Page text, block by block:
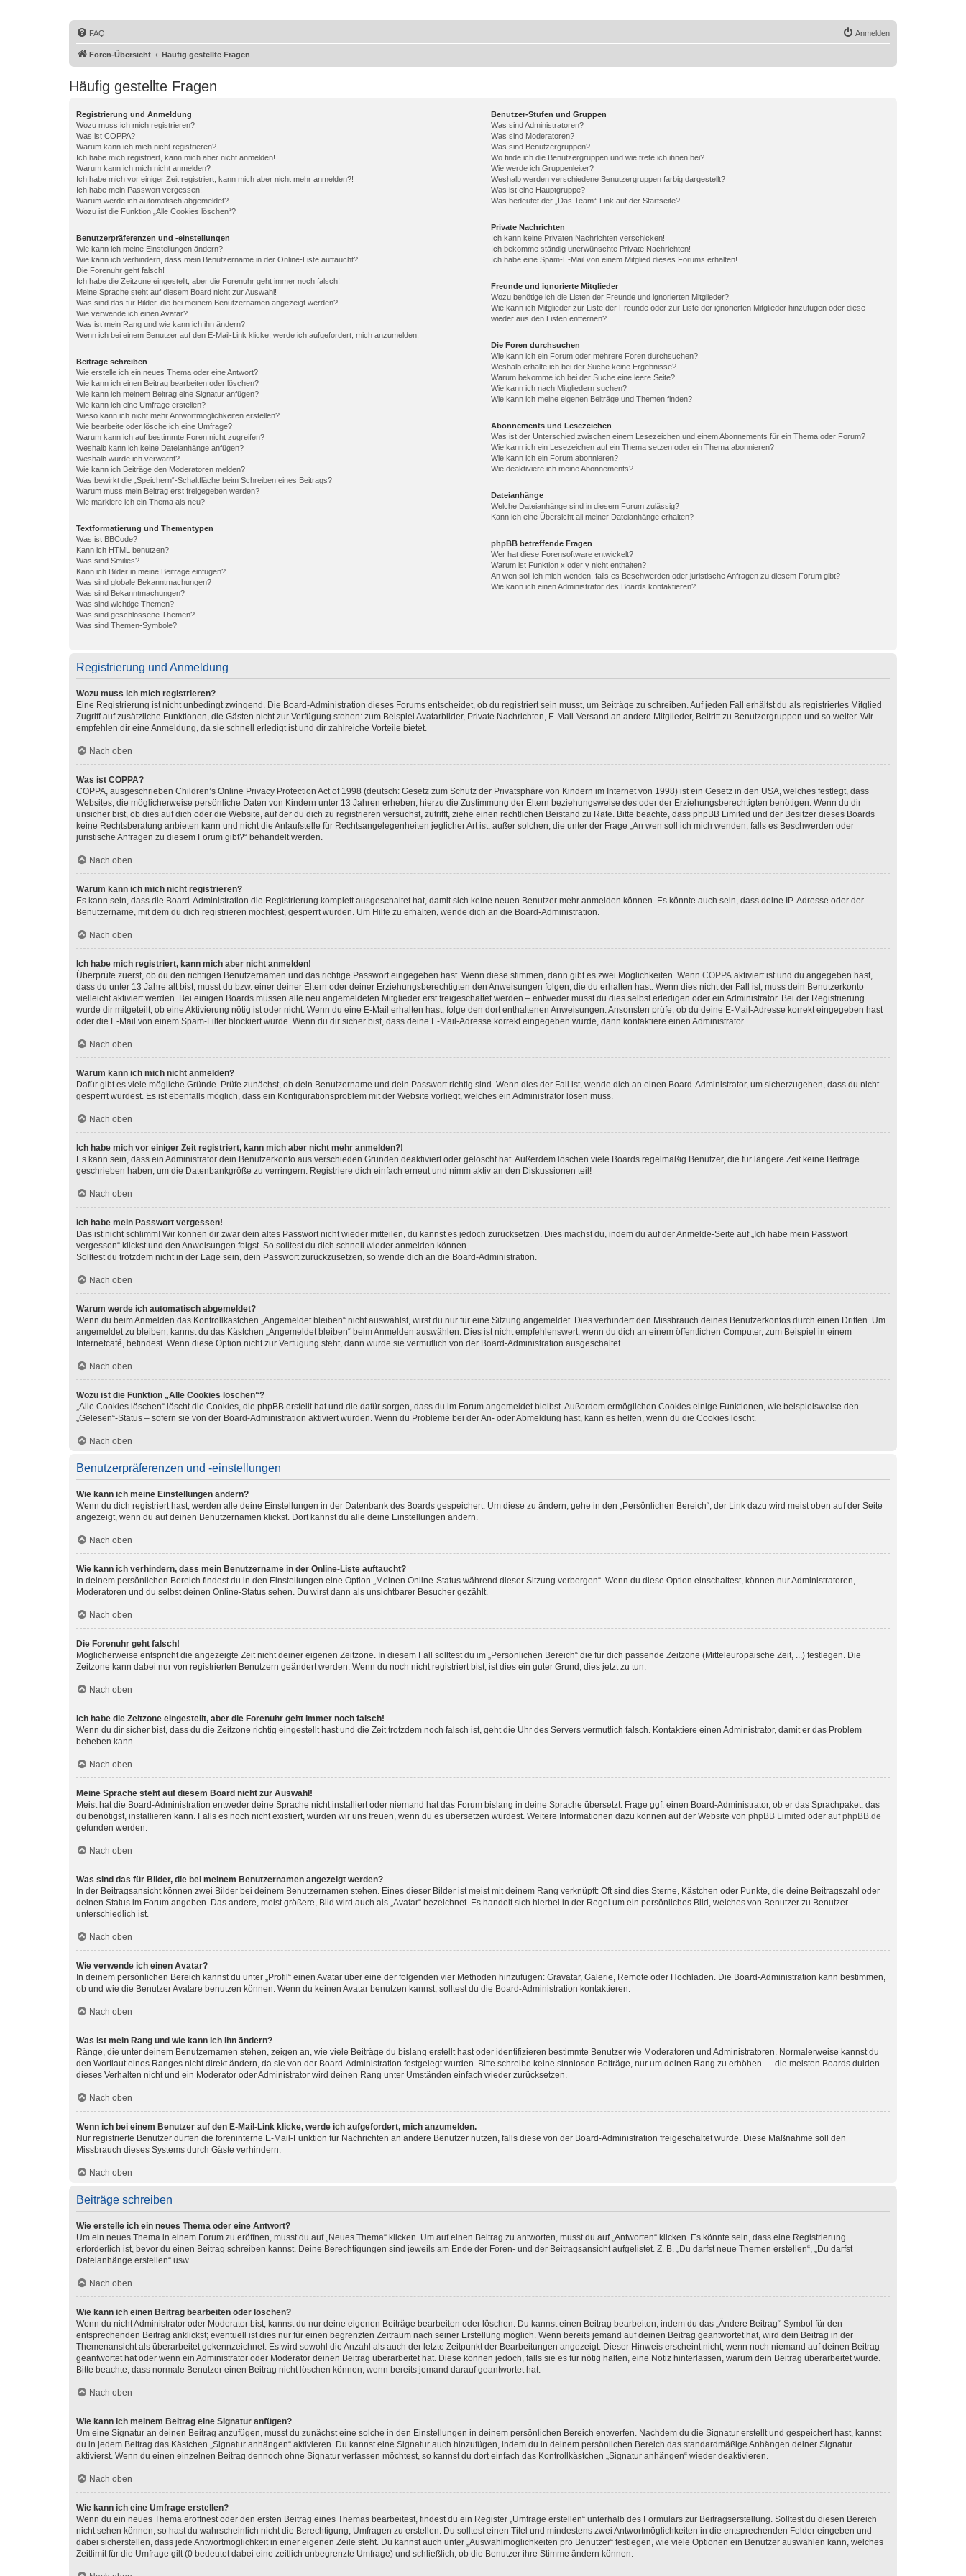
FAQ Anmelden
Foren-Übersicht Häufig gestellte Fragen
Häufig gestellte Fragen
Registrierung und Anmeldung
Wozu muss ich mich registrieren?
Was ist COPPA?
Warum kann ich mich nicht registrieren?
Ich habe mich registriert, kann mich aber nicht anmelden!
Warum kann ich mich nicht anmelden?
Ich habe mich vor einiger Zeit registriert, kann mich aber nicht mehr anmelden?!
Ich habe mein Passwort vergessen!
Warum werde ich automatisch abgemeldet?
Wozu ist die Funktion „Alle Cookies löschen“?
Benutzerpräferenzen und -einstellungen
Wie kann ich meine Einstellungen ändern?
Wie kann ich verhindern, dass mein Benutzername in der Online-Liste auftaucht?
Die Forenuhr geht falsch!
Ich habe die Zeitzone eingestellt, aber die Forenuhr geht immer noch falsch!
Meine Sprache steht auf diesem Board nicht zur Auswahl!
Was sind das für Bilder, die bei meinem Benutzernamen angezeigt werden?
Wie verwende ich einen Avatar?
Was ist mein Rang und wie kann ich ihn ändern?
Wenn ich bei einem Benutzer auf den E-Mail-Link klicke, werde ich aufgefordert, mich anzumelden.
Beiträge schreiben
Wie erstelle ich ein neues Thema oder eine Antwort?
Wie kann ich einen Beitrag bearbeiten oder löschen?
Wie kann ich meinem Beitrag eine Signatur anfügen?
Wie kann ich eine Umfrage erstellen?
Wieso kann ich nicht mehr Antwortmöglichkeiten erstellen?
Wie bearbeite oder lösche ich eine Umfrage?
Warum kann ich auf bestimmte Foren nicht zugreifen?
Weshalb kann ich keine Dateianhänge anfügen?
Weshalb wurde ich verwarnt?
Wie kann ich Beiträge den Moderatoren melden?
Was bewirkt die „Speichern“-Schaltfläche beim Schreiben eines Beitrags?
Warum muss mein Beitrag erst freigegeben werden?
Wie markiere ich ein Thema als neu?
Textformatierung und Thementypen
Was ist BBCode?
Kann ich HTML benutzen?
Was sind Smilies?
Kann ich Bilder in meine Beiträge einfügen?
Was sind globale Bekanntmachungen?
Was sind Bekanntmachungen?
Was sind wichtige Themen?
Was sind geschlossene Themen?
Was sind Themen-Symbole?
Benutzer-Stufen und Gruppen
Was sind Administratoren?
Was sind Moderatoren?
Was sind Benutzergruppen?
Wo finde ich die Benutzergruppen und wie trete ich ihnen bei?
Wie werde ich Gruppenleiter?
Weshalb werden verschiedene Benutzergruppen farbig dargestellt?
Was ist eine Hauptgruppe?
Was bedeutet der „Das Team“-Link auf der Startseite?
Private Nachrichten
Ich kann keine Privaten Nachrichten verschicken!
Ich bekomme ständig unerwünschte Private Nachrichten!
Ich habe eine Spam-E-Mail von einem Mitglied dieses Forums erhalten!
Freunde und ignorierte Mitglieder
Wozu benötige ich die Listen der Freunde und ignorierten Mitglieder?
Wie kann ich Mitglieder zur Liste der Freunde oder zur Liste der ignorierten Mitglieder hinzufügen oder diese
wieder aus den Listen entfernen?
Die Foren durchsuchen
Wie kann ich ein Forum oder mehrere Foren durchsuchen?
Weshalb erhalte ich bei der Suche keine Ergebnisse?
Warum bekomme ich bei der Suche eine leere Seite?
Wie kann ich nach Mitgliedern suchen?
Wie kann ich meine eigenen Beiträge und Themen finden?
Abonnements und Lesezeichen
Was ist der Unterschied zwischen einem Lesezeichen und einem Abonnements für ein Thema oder Forum?
Wie kann ich ein Lesezeichen auf ein Thema setzen oder ein Thema abonnieren?
Wie kann ich ein Forum abonnieren?
Wie deaktiviere ich meine Abonnements?
Dateianhänge
Welche Dateianhänge sind in diesem Forum zulässig?
Kann ich eine Übersicht all meiner Dateianhänge erhalten?
phpBB betreffende Fragen
Wer hat diese Forensoftware entwickelt?
Warum ist Funktion x oder y nicht enthalten?
An wen soll ich mich wenden, falls es Beschwerden oder juristische Anfragen zu diesem Forum gibt?
Wie kann ich einen Administrator des Boards kontaktieren?
Registrierung und Anmeldung
Wozu muss ich mich registrieren?
Eine Registrierung ist nicht unbedingt zwingend. Die Board-Administration dieses Forums entscheidet, ob du registriert sein musst, um Beiträge zu schreiben. Auf jeden Fall erhältst du als registriertes Mitglied
Zugriff auf zusätzliche Funktionen, die Gästen nicht zur Verfügung stehen: zum Beispiel Avatarbilder, Private Nachrichten, E-Mail-Versand an andere Mitglieder, Beitritt zu Benutzergruppen und so weiter. Wir
empfehlen dir eine Anmeldung, da sie schnell erledigt ist und dir zahlreiche Vorteile bietet.
Nach oben
Was ist COPPA?
COPPA, ausgeschrieben Children’s Online Privacy Protection Act of 1998 (deutsch: Gesetz zum Schutz der Privatsphäre von Kindern im Internet von 1998) ist ein Gesetz in den USA, welches festlegt, dass
Websites, die möglicherweise persönliche Daten von Kindern unter 13 Jahren erheben, hierzu die Zustimmung der Eltern beziehungsweise des oder der Erziehungsberechtigten benötigen. Wenn du dir
unsicher bist, ob dies auf dich oder die Website, auf der du dich zu registrieren versuchst, zutrifft, ziehe einen rechtlichen Beistand zu Rate. Bitte beachte, dass phpBB Limited und der Besitzer dieses Boards
keine Rechtsberatung anbieten kann und nicht die Anlaufstelle für Rechtsangelegenheiten jeglicher Art ist; außer solchen, die unter der Frage „An wen soll ich mich wenden, falls es Beschwerden oder
juristische Anfragen zu diesem Forum gibt?“ behandelt werden.
Nach oben
Warum kann ich mich nicht registrieren?
Es kann sein, dass die Board-Administration die Registrierung komplett ausgeschaltet hat, damit sich keine neuen Benutzer mehr anmelden können. Es könnte auch sein, dass deine IP-Adresse oder der
Benutzername, mit dem du dich registrieren möchtest, gesperrt wurden. Um Hilfe zu erhalten, wende dich an die Board-Administration.
Nach oben
Ich habe mich registriert, kann mich aber nicht anmelden!
Überprüfe zuerst, ob du den richtigen Benutzernamen und das richtige Passwort eingegeben hast. Wenn diese stimmen, dann gibt es zwei Möglichkeiten. Wenn COPPA aktiviert ist und du angegeben hast,
dass du unter 13 Jahre alt bist, musst du bzw. einer deiner Eltern oder deiner Erziehungsberechtigten den Anweisungen folgen, die du erhalten hast. Wenn dies nicht der Fall ist, muss dein Benutzerkonto
vielleicht aktiviert werden. Bei einigen Boards müssen alle neu angemeldeten Mitglieder erst freigeschaltet werden – entweder musst du dies selbst erledigen oder ein Administrator. Bei der Registrierung
wurde dir mitgeteilt, ob eine Aktivierung nötig ist oder nicht. Wenn du eine E-Mail erhalten hast, folge den dort enthaltenen Anweisungen. Ansonsten prüfe, ob du deine E-Mail-Adresse korrekt eingegeben hast
oder die E-Mail von einem Spam-Filter blockiert wurde. Wenn du dir sicher bist, dass deine E-Mail-Adresse korrekt eingegeben wurde, dann kontaktiere einen Administrator.
Nach oben
Warum kann ich mich nicht anmelden?
Dafür gibt es viele mögliche Gründe. Prüfe zunächst, ob dein Benutzername und dein Passwort richtig sind. Wenn dies der Fall ist, wende dich an einen Board-Administrator, um sicherzugehen, dass du nicht
gesperrt wurdest. Es ist ebenfalls möglich, dass ein Konfigurationsproblem mit der Website vorliegt, welches ein Administrator lösen muss.
Nach oben
Ich habe mich vor einiger Zeit registriert, kann mich aber nicht mehr anmelden?!
Es kann sein, dass ein Administrator dein Benutzerkonto aus verschieden Gründen deaktiviert oder gelöscht hat. Außerdem löschen viele Boards regelmäßig Benutzer, die für längere Zeit keine Beiträge
geschrieben haben, um die Datenbankgröße zu verringern. Registriere dich einfach erneut und nimm aktiv an den Diskussionen teil!
Nach oben
Ich habe mein Passwort vergessen!
Das ist nicht schlimm! Wir können dir zwar dein altes Passwort nicht wieder mitteilen, du kannst es jedoch zurücksetzen. Dies machst du, indem du auf der Anmelde-Seite auf „Ich habe mein Passwort
vergessen“ klickst und den Anweisungen folgst. So solltest du dich schnell wieder anmelden können.
Solltest du trotzdem nicht in der Lage sein, dein Passwort zurückzusetzen, so wende dich an die Board-Administration.
Nach oben
Warum werde ich automatisch abgemeldet?
Wenn du beim Anmelden das Kontrollkästchen „Angemeldet bleiben“ nicht auswählst, wirst du nur für eine Sitzung angemeldet. Dies verhindert den Missbrauch deines Benutzerkontos durch einen Dritten. Um
angemeldet zu bleiben, kannst du das Kästchen „Angemeldet bleiben“ beim Anmelden auswählen. Dies ist nicht empfehlenswert, wenn du dich an einem öffentlichen Computer, zum Beispiel in einem
Internetcafé, befindest. Wenn diese Option nicht zur Verfügung steht, dann wurde sie vermutlich von der Board-Administration ausgeschaltet.
Nach oben
Wozu ist die Funktion „Alle Cookies löschen“?
„Alle Cookies löschen“ löscht die Cookies, die phpBB erstellt hat und die dafür sorgen, dass du im Forum angemeldet bleibst. Außerdem ermöglichen Cookies einige Funktionen, wie beispielsweise den
„Gelesen“-Status – sofern sie von der Board-Administration aktiviert wurden. Wenn du Probleme bei der An- oder Abmeldung hast, kann es helfen, wenn du die Cookies löscht.
Nach oben
Benutzerpräferenzen und -einstellungen
Wie kann ich meine Einstellungen ändern?
Wenn du dich registriert hast, werden alle deine Einstellungen in der Datenbank des Boards gespeichert. Um diese zu ändern, gehe in den „Persönlichen Bereich“; der Link dazu wird meist oben auf der Seite
angezeigt, wenn du auf deinen Benutzernamen klickst. Dort kannst du alle deine Einstellungen ändern.
Nach oben
Wie kann ich verhindern, dass mein Benutzername in der Online-Liste auftaucht?
In deinem persönlichen Bereich findest du in den Einstellungen eine Option „Meinen Online-Status während dieser Sitzung verbergen“. Wenn du diese Option einschaltest, können nur Administratoren,
Moderatoren und du selbst deinen Online-Status sehen. Du wirst dann als unsichtbarer Besucher gezählt.
Nach oben
Die Forenuhr geht falsch!
Möglicherweise entspricht die angezeigte Zeit nicht deiner eigenen Zeitzone. In diesem Fall solltest du im „Persönlichen Bereich“ die für dich passende Zeitzone (Mitteleuropäische Zeit, ...) festlegen. Die
Zeitzone kann dabei nur von registrierten Benutzern geändert werden. Wenn du noch nicht registriert bist, ist dies ein guter Grund, dies jetzt zu tun.
Nach oben
Ich habe die Zeitzone eingestellt, aber die Forenuhr geht immer noch falsch!
Wenn du dir sicher bist, dass du die Zeitzone richtig eingestellt hast und die Zeit trotzdem noch falsch ist, geht die Uhr des Servers vermutlich falsch. Kontaktiere einen Administrator, damit er das Problem
beheben kann.
Nach oben
Meine Sprache steht auf diesem Board nicht zur Auswahl!
Meist hat die Board-Administration entweder deine Sprache nicht installiert oder niemand hat das Forum bislang in deine Sprache übersetzt. Frage ggf. einen Board-Administrator, ob er das Sprachpaket, das
du benötigst, installieren kann. Falls es noch nicht existiert, würden wir uns freuen, wenn du es übersetzen würdest. Weitere Informationen dazu können auf der Website von phpBB Limited oder aufphpBB.de
gefunden werden.
Nach oben
Was sind das für Bilder, die bei meinem Benutzernamen angezeigt werden?
In der Beitragsansicht können zwei Bilder bei deinem Benutzernamen stehen. Eines dieser Bilder ist meist mit deinem Rang verknüpft: Oft sind dies Sterne, Kästchen oder Punkte, die deine Beitragszahl oder
deinen Status im Forum angeben. Das andere, meist größere, Bild wird auch als „Avatar“ bezeichnet. Es handelt sich hierbei in der Regel um ein persönliches Bild, welches von Benutzer zu Benutzer
unterschiedlich ist.
Nach oben
Wie verwende ich einen Avatar?
In deinem persönlichen Bereich kannst du unter „Profil“ einen Avatar über eine der folgenden vier Methoden hinzufügen: Gravatar, Galerie, Remote oder Hochladen. Die Board-Administration kann bestimmen,
ob und wie die Benutzer Avatare benutzen können. Wenn du keinen Avatar benutzen kannst, solltest du die Board-Administration kontaktieren.
Nach oben
Was ist mein Rang und wie kann ich ihn ändern?
Ränge, die unter deinem Benutzernamen stehen, zeigen an, wie viele Beiträge du bislang erstellt hast oder identifizieren bestimmte Benutzer wie Moderatoren und Administratoren. Normalerweise kannst du
den Wortlaut eines Ranges nicht direkt ändern, da sie von der Board-Administration festgelegt wurden. Bitte schreibe keine sinnlosen Beiträge, nur um deinen Rang zu erhöhen — die meisten Boards dulden
dieses Verhalten nicht und ein Moderator oder Administrator wird deinen Rang unter Umständen einfach wieder zurücksetzen.
Nach oben
Wenn ich bei einem Benutzer auf den E-Mail-Link klicke, werde ich aufgefordert, mich anzumelden.
Nur registrierte Benutzer dürfen die foreninterne E-Mail-Funktion für Nachrichten an andere Benutzer nutzen, falls diese von der Board-Administration freigeschaltet wurde. Diese Maßnahme soll den
Missbrauch dieses Systems durch Gäste verhindern.
Nach oben
Beiträge schreiben
Wie erstelle ich ein neues Thema oder eine Antwort?
Um ein neues Thema in einem Forum zu eröffnen, musst du auf „Neues Thema“ klicken. Um auf einen Beitrag zu antworten, musst du auf „Antworten“ klicken. Es könnte sein, dass eine Registrierung
erforderlich ist, bevor du einen Beitrag schreiben kannst. Deine Berechtigungen sind jeweils am Ende der Foren- und der Beitragsansicht aufgelistet. Z. B. „Du darfst neue Themen erstellen“, „Du darfst
Dateianhänge erstellen“ usw.
Nach oben
Wie kann ich einen Beitrag bearbeiten oder löschen?
Wenn du nicht Administrator oder Moderator bist, kannst du nur deine eigenen Beiträge bearbeiten oder löschen. Du kannst einen Beitrag bearbeiten, indem du das „Ändere Beitrag“-Symbol für den
entsprechenden Beitrag anklickst; eventuell ist dies nur für einen begrenzten Zeitraum nach seiner Erstellung möglich. Wenn bereits jemand auf deinen Beitrag geantwortet hat, wird dein Beitrag in der
Themenansicht als überarbeitet gekennzeichnet. Es wird sowohl die Anzahl als auch der letzte Zeitpunkt der Bearbeitungen angezeigt. Dieser Hinweis erscheint nicht, wenn noch niemand auf deinen Beitrag
geantwortet hat oder wenn ein Administrator oder Moderator deinen Beitrag überarbeitet hat. Diese können jedoch, falls sie es für nötig halten, eine Notiz hinterlassen, warum dein Beitrag überarbeitet wurde.
Bitte beachte, dass normale Benutzer einen Beitrag nicht löschen können, wenn bereits jemand darauf geantwortet hat.
Nach oben
Wie kann ich meinem Beitrag eine Signatur anfügen?
Um eine Signatur an deinen Beitrag anzufügen, musst du zunächst eine solche in den Einstellungen in deinem persönlichen Bereich entwerfen. Nachdem du die Signatur erstellt und gespeichert hast, kannst
du in jedem Beitrag das Kästchen „Signatur anhängen“ aktivieren. Du kannst eine Signatur auch hinzufügen, indem du in deinem persönlichen Bereich das standardmäßige Anhängen deiner Signatur
aktivierst. Wenn du einen einzelnen Beitrag dennoch ohne Signatur verfassen möchtest, so kannst du dort einfach das Kontrollkästchen „Signatur anhängen“ wieder deaktivieren.
Nach oben
Wie kann ich eine Umfrage erstellen?
Wenn du ein neues Thema eröffnest oder den ersten Beitrag eines Themas bearbeitest, findest du ein Register „Umfrage erstellen“ unterhalb des Formulars zur Beitragserstellung. Solltest du diesen Bereich
nicht sehen können, so hast du wahrscheinlich nicht die Berechtigung, Umfragen zu erstellen. Du solltest einen Titel und mindestens zwei Antwortmöglichkeiten in die entsprechenden Felder eingeben und
dabei sicherstellen, dass jede Antwortmöglichkeit in einer eigenen Zeile steht. Du kannst auch unter „Auswahlmöglichkeiten pro Benutzer“ festlegen, wie viele Optionen ein Benutzer auswählen kann, welches
Zeitlimit für die Umfrage gilt (0 bedeutet dabei eine zeitlich unbegrenzte Umfrage) und schließlich, ob die Benutzer ihre Stimme ändern können.